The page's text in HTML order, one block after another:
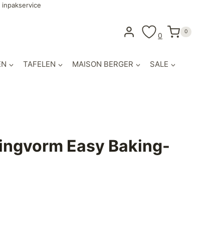
0 0
TAFELEN MAISON BERGER SALE
Easy Baking-